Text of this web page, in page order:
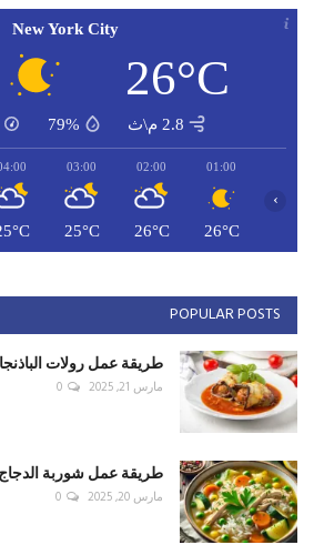
New York City
26°C
2.8 م\ث 79%
01:00
26°C
02:00
26°C
03:00
25°C
›
POPULAR POSTS
طريقة عمل رولات
مارس 21, 2025 0
طريقة عمل شوربة الدجاج
مارس 20, 2025 0